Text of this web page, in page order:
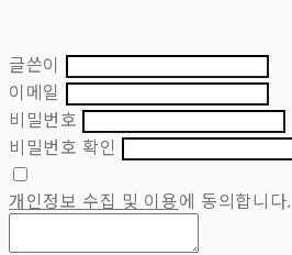
글쓴이
이메일
비밀번호
비밀번호 확인
개인정보 수집 및 이용에 동의합니다.